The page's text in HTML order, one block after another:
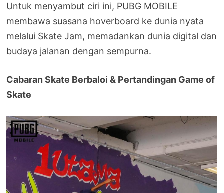
Untuk menyambut ciri ini, PUBG MOBILE
membawa suasana hoverboard ke dunia nyata
melalui Skate Jam, memadankan dunia digital dan
budaya jalanan dengan sempurna.
Cabaran Skate Berbaloi & Pertandingan Game of
Skate